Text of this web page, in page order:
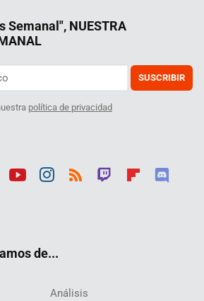
Semanal", NUESTRA
SUSCRIBIR
política de privacidad
de...
Análisis